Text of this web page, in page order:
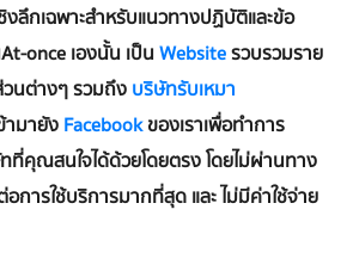
งลึกเฉพาะสำหรับแนวทางปฏิบัติและข้อ
once เองนั้น เป็นWebsiteรวบรวมราย
นต่างๆ รวมถึงบริษัทรับเหมา
มายังFacebookของเราเพื่อทำการ
คุณสนใจได้ด้วยโดยตรง โดยไม่ผ่านทาง
การใช้บริการมากที่สุด และ ไม่มีค่าใช้จ่าย